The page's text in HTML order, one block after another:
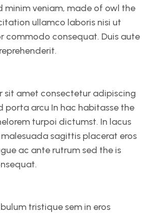
minim veniam, made of owl the
ullamco laboris nisi ut
commodo consequat. Duis aute
sit amet consectetur adipiscing
porta arcu In hac habitasse the
turpoi dictumst. In lacus
sagittis placerat eros
ac ante rutrum sed the is
tristique sem in eros